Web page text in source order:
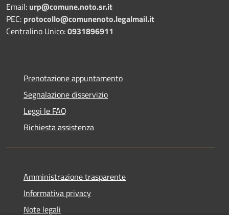
Email: urp@comune.noto.sr.it
PEC: protocollo@comunenoto.legalmail.it
Centralino Unico:0931896911
Prenotazione appuntamento
Segnalazione disservizio
Leggi le FAQ
Richiesta assistenza
Amministrazione trasparente
Informativa privacy
Note legali